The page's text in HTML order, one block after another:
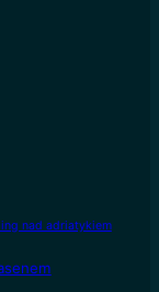
nad adriatykiem